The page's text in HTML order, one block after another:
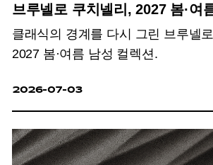
브루넬로 쿠치넬리, 2027 봄·여
클래식의 경계를 다시 그린 브루넬
2027 봄·여름 남성 컬렉션.
2026-07-03